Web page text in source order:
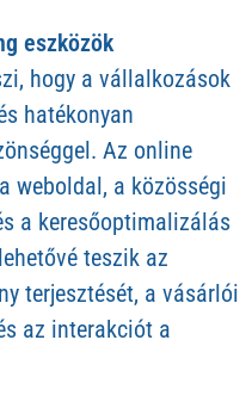
eszközök
hogy a vállalkozások
hatékonyan
Az online
weboldal, a közösségi
a keresőoptimalizálás
teszik az
terjesztését, a vásárlói
az interakciót a